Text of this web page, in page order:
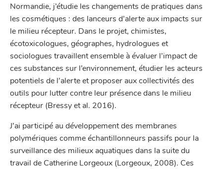
Normandie, j’étudie les changements de pratiques dans
les cosmétiques : des lanceurs d’alerte aux impacts sur
le milieu récepteur. Dans le projet, chimistes,
écotoxicologues, géographes, hydrologues et
sociologues travaillent ensemble à évaluer l’impact de
ces substances sur l’environnement, étudier les acteurs
potentiels de l’alerte et proposer aux collectivités des
outils pour lutter contre leur présence dans le milieu
récepteur (Bressy et al. 2016).
J’ai participé au développement des membranes
polymériques comme échantillonneurs passifs pour la
surveillance des milieux aquatiques dans la suite du
travail de Catherine Lorgeoux (Lorgeoux, 2008). Ces